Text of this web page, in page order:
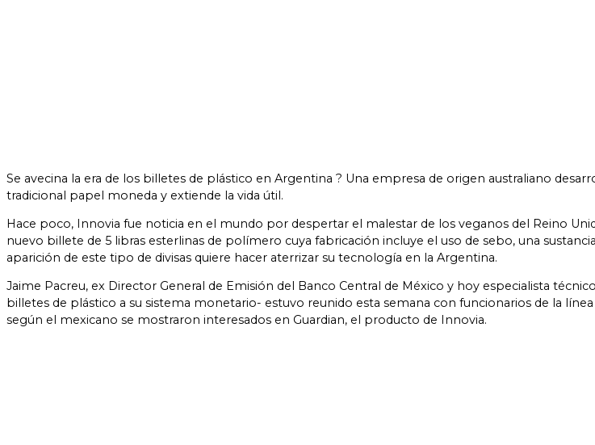
Se avecina la era de los billetes de plástico en Argentina ? Una empresa de origen australiano
tradicional papel moneda y extiende la vida útil.
Hace poco, Innovia fue noticia en el mundo por despertar el malestar de los veganos del Reino
nuevo billete de 5 libras esterlinas de polímero cuya fabricación incluye el uso de sebo, una
aparición de este tipo de divisas quiere hacer aterrizar su tecnología en la Argentina.
Jaime Pacreu, ex Director General de Emisión del Banco Central de México y hoy especialista
billetes de plástico a su sistema monetario- estuvo reunido esta semana con funcionarios de la
según el mexicano se mostraron interesados en Guardian, el producto de Innovia.